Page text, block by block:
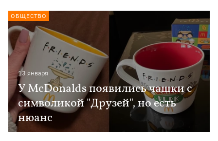
13 января
У McDonalds появились чашки с
символикой "Друзей", но есть
нюанс
ОБЩЕСТВО